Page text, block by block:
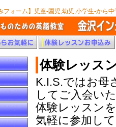
フォーム】児童-園児,幼児,小学生-から
体験レッス
K.I.S.ではお母
してご入会い
体験レッスン
気軽に参加し